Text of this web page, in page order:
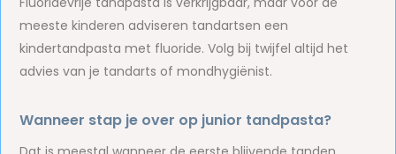
meeste kinderen adviseren tandartsen een
kindertandpasta met fluoride. Volg bij twijfel altijd het
advies van je tandarts of mondhygiënist.
Wanneer stap je over op junior tandpasta?